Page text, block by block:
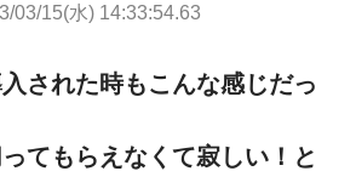
03/15(水) 14:33:54.63
された時もこんな感じだっ
てもらえなくて寂しい！と